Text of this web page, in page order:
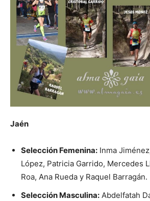
Jaén
Selección Femenina: Inma
López, Patricia Garrido, Mercedes
Roa, Ana Rueda y Raquel Barragán.
Selección Masculina: Abdelfatah